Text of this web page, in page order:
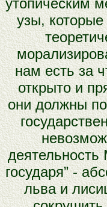
утопическим
узы, которые
нам есть за
открыто и
они должны
государя” -
льва и